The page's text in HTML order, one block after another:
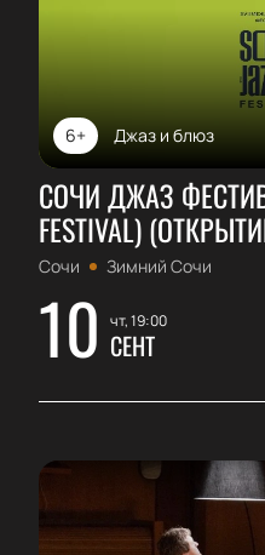
Джаз и блюз
6+
СОЧИ ДЖАЗ
FESTIVAL)
Сочи Зимний Сочи
10 чт, 19:00
СЕНТ